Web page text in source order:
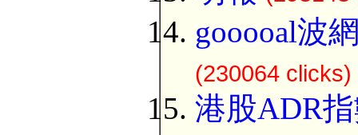
gooooal波
(230064 clicks)
港股ADR